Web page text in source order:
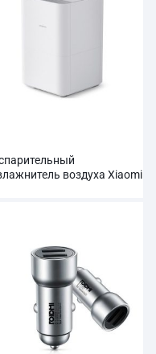
воздуха Xiaomi